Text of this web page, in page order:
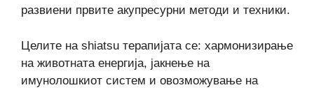
развиени првите акупресурни методи и техники.
Целите на shiatsu терапијата се: хармонизирање
на животната енергија, јакнење на
имунолошкиот систем и овозможување на